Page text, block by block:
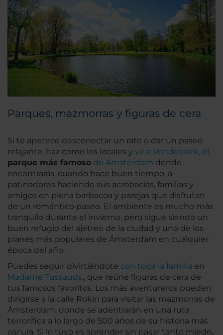
Parques, mazmorras y figuras de cera
Si te apetece desconectar un rato o dar un paseo
relajante, haz como los locales y ve a Vondelpark, el
parque más famoso de Ámsterdam donde
encontrarás, cuando hace buen tiempo, a
patinadores haciendo sus acrobacias, familias y
amigos en plena barbacoa y parejas que disfrutan
de un romántico paseo. El ambiente es mucho más
tranquilo durante el invierno, pero sigue siendo un
buen refugio del ajetreo de la ciudad y uno de los
planes más populares de Ámsterdam en cualquier
época del año.
Puedes seguir divirtiéndote con toda la familia en
Madame Tussauds,, que reúne figuras de cera de
tus famosos favoritos. Los más aventureros pueden
dirigirse a la calle Rokin para visitar las mazmorras de
Ámsterdam, donde se adentrarán en una ruta
terrorífica a lo largo de 500 años de su historia más
oscura. Si lo tuyo es aprender sin pasar tanto miedo,